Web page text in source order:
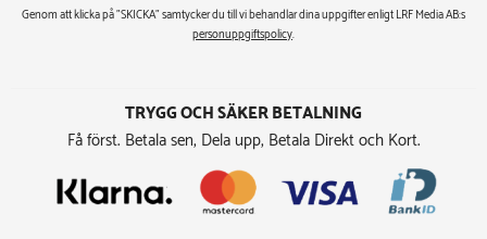
Genom att klicka på ”SKICKA” samtycker du till vi behandlar dina uppgifter enligt LRF Media AB:s
personuppgiftspolicy.
TRYGG OCH SÄKER BETALNING
Få först. Betala sen, Dela upp, Betala Direkt och Kort.